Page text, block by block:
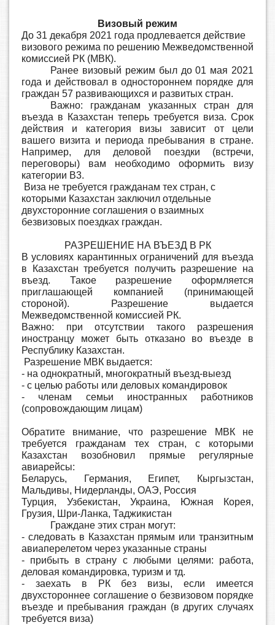
Визовый режим
До 31 декабря 2021 года продлевается действие
визового режима по решению Межведомственной
комиссией РК (МВК).
Ранее визовый режим был до 01 мая 2021
года и действовал в одностороннем порядке для
граждан 57 развивающихся и развитых стран.
Важно: гражданам указанных стран для
въезда в Казахстан теперь требуется виза. Срок
действия и категория визы зависит от цели
вашего визита и периода пребывания в стране.
Например, для деловой поездки (встречи,
переговоры) вам необходимо оформить визу
категории В3.
Виза не требуется гражданам тех стран, с
которыми Казахстан заключил отдельные
двухсторонние соглашения о взаимных
безвизовых поездках граждан.
РАЗРЕШЕНИЕ НА ВЪЕЗД В РК
В условиях карантинных ограничений для въезда
в Казахстан требуется получить разрешение на
въезд. Такое разрешение оформляется
приглашающей компанией (принимающей
стороной). Разрешение выдается
Межведомственной комиссией РК.
Важно: при отсутствии такого разрешения
иностранцу может быть отказано во въезде в
Республику Казахстан.
Разрешение МВК выдается:
- на однократный, многократный въезд-выезд
- c целью работы или деловых командировок
- членам семьи иностранных работников
(сопровождающим лицам)
Обратите внимание, что разрешение МВК не
требуется гражданам тех стран, с которыми
Казахстан возобновил прямые регулярные
авиарейсы:
Беларусь, Германия, Египет, Кыргызстан,
Мальдивы, Нидерланды, ОАЭ, Россия
Турция, Узбекистан, Украина, Южная Корея,
Грузия, Шри-Ланка, Таджикистан
Граждане этих стран могут:
- следовать в Казахстан прямым или транзитным
авиаперелетом через указанные страны
- прибыть в страну с любыми целями: работа,
деловая командировка, туризм и тд.
- заехать в РК без визы, если имеется
двухстороннее соглашение о безвизовом порядке
въезде и пребывания граждан (в других случаях
требуется виза)